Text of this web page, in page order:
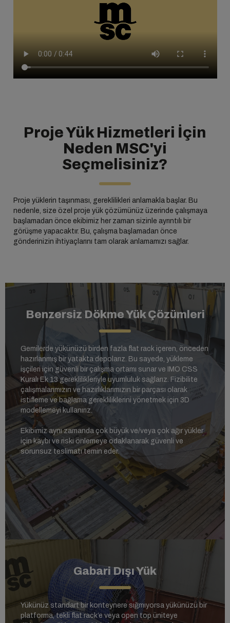
Proje Yük Hizmetleri İçin
Neden MSC'yi
Seçmelisiniz?
Proje yüklerin taşınması, gereklilikleri anlamakla başlar. Bu
nedenle, size özel proje yük çözümünüz üzerinde çalışmaya
başlamadan önce ekibimiz her zaman sizinle ayrıntılı bir
görüşme yapacaktır. Bu, çalışma başlamadan önce
gönderinizin ihtiyaçlarını tam olarak anlamamızı sağlar.
Benzersiz Dökme Yük Çözümleri
Gemilerde yükünüzü birden fazla flat rack içeren, önceden
hazırlanmış bir yatakta depolarız. Bu sayede, yükleme
işçileri için güvenli bir çalışma ortamı sunar ve IMO CSS
Kuralı Ek 13 gereklilikleriyle uyumluluk sağlarız. Fizibilite
çalışmalarımızın ve hazırlıklarımızın bir parçası olarak
istifleme ve bağlama gerekliliklerini yönetmek için 3D
modellemeyi kullanırız.
Ekibimiz aynı zamanda çok büyük ve/veya çok ağır yükler
için kaybı ve riski önlemeye odaklanarak güvenli ve
sorunsuz teslimatı temin eder.
Gabari Dışı Yük
Yükünüz standart bir konteynere sığmıyorsa yükünüzü bir
platforma, tekli flat rack’e veya open top üniteye